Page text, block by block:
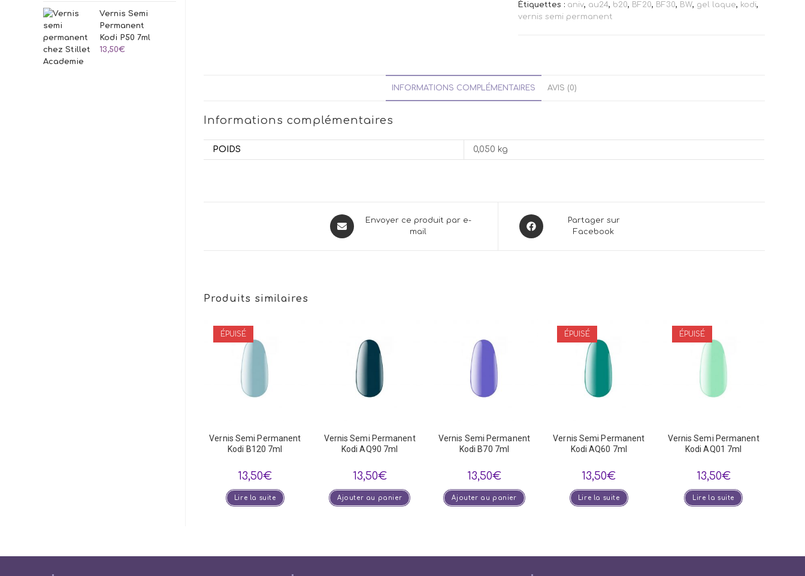
Étiquettes : aniv, au24, b20, BF20, BF30, BW, gel laque, kodi,
vernis semi permanent
INFORMATIONS COMPLÉMENTAIRES AVIS (0)
Informations complémentaires
POIDS 0,050 kg
Opens
in
Envoyer ce produit par e-
mail
Opens
in
Partager sur
Facebook
Produits similaires
ÉPUISÉ
Vernis Semi Permanent
Kodi B120 7ml
13,50€
Lire la suite
Vernis Semi Permanent
Kodi AQ90 7ml
13,50€
Ajouter au panier
Vernis Semi Permanent
Kodi B70 7ml
13,50€
Ajouter au panier
ÉPUISÉ
Vernis Semi Permanent
Kodi AQ60 7ml
13,50€
Lire la suite
ÉPUISÉ
Vernis Semi Permanent
Kodi AQ01 7ml
13,50€
Lire la suite
Vernis Semi
Permanent
Kodi P50 7ml
13,50€